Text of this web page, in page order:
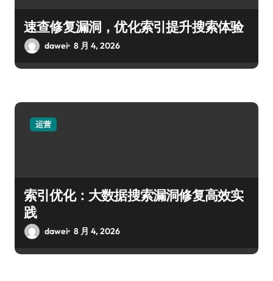
速查修复漏洞，优化索引提升搜索体验
dawei 8 月 4, 2026
运营
索引优化：大数据搜索漏洞修复高效实
践
dawei 8 月 4, 2026